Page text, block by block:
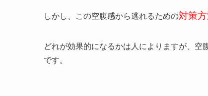
しかし、この空腹感から逃れるための対策
どれが効果的になるかは人によりますが、空
です。